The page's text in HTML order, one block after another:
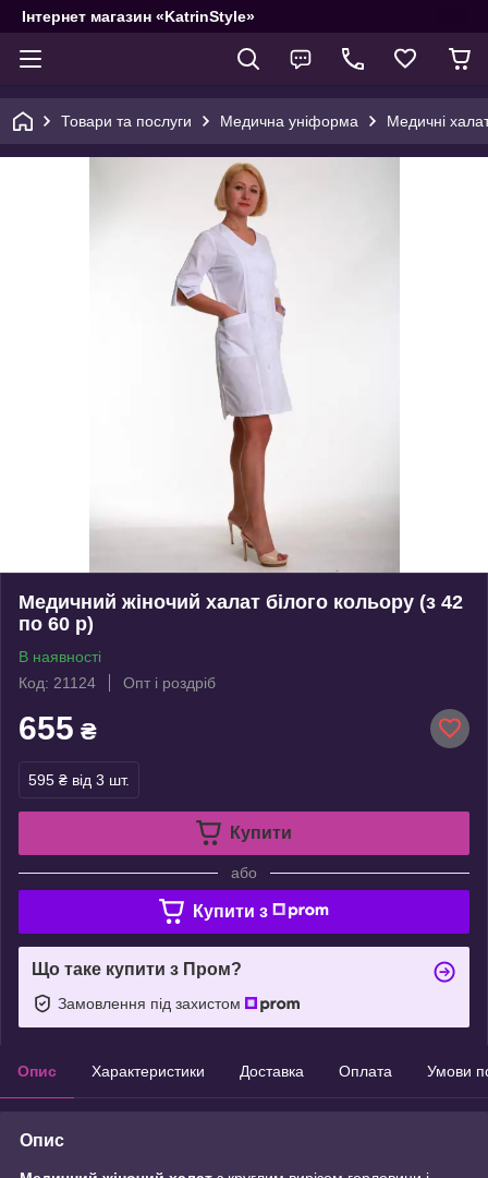
Інтернет магазин «KatrinStyle»
Товари та послуги Медична уніформа Медичні
Медичний жіночий халат білого кольору (з 42
по 60 р)
В наявності
Код: 21124
Опт і роздріб
655 ₴
595 ₴ від 3 шт.
Купити
або
Купити з
Що таке купити з Пром?
Замовлення під захистом
Опис Характеристики Доставка Оплата Умови
Опис